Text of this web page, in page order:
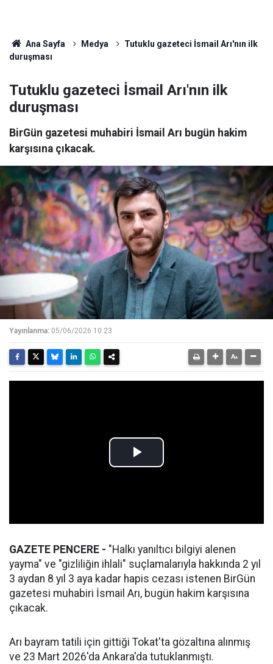
Ana Sayfa Medya
Tutuklu gazeteci İsmail Arı'nın ilk
duruşması
Tutuklu gazeteci İsmail Arı'nın ilk
duruşması
BirGün gazetesi muhabiri İsmail Arı bugün hakim
karşısına çıkacak.
Yayınlanma: 05/06/2026 10:23
GAZETE PENCERE - "Halkı yanıltıcı bilgiyi alenen
yayma" ve "gizliliğin ihlali" suçlamalarıyla hakkında 2 yıl
3 aydan 8 yıl 3 aya kadar hapis cezası istenen BirGün
gazetesi muhabiri İsmail Arı, bugün hakim karşısına
çıkacak.
Arı bayram tatili için gittiği Tokat'ta gözaltına alınmış
ve 23 Mart 2026'da Ankara'da tutuklanmıştı.